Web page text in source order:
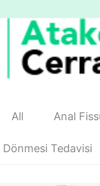
All Anal
Dönmesi Tedavisi